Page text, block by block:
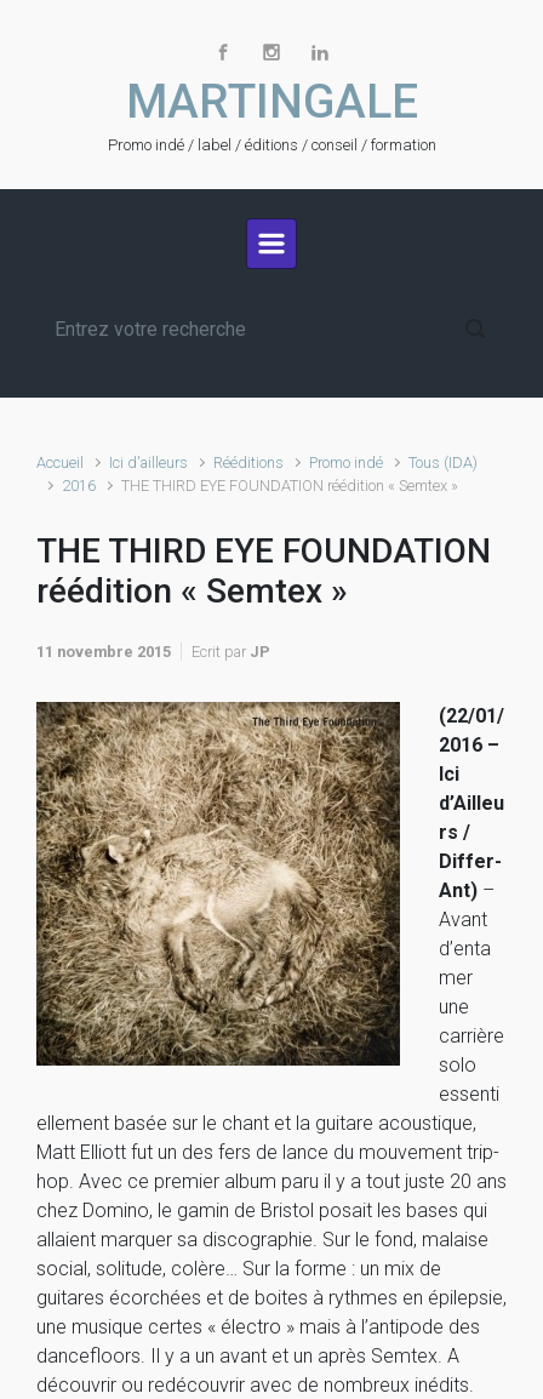
MARTINGALE
Promo indé / label / éditions / conseil / formation
Accueil Ici d'ailleurs Rééditions Promo indé
Tous (IDA)
2016
THE THIRD EYE FOUNDATION réédition « Semtex »
THE THIRD EYE FOUNDATION
réédition « Semtex »
11 novembre 2015 Ecrit par JP
(22/01/
2016 –
Ici
d’Ailleu
rs /
Differ-
Ant) –
Avant
d’enta
mer
une
carrière
solo
essenti
ellement basée sur le chant et la guitare acoustique,
Matt Elliott fut un des fers de lance du mouvement trip-
hop. Avec ce premier album paru il y a tout juste 20 ans
chez Domino, le gamin de Bristol posait les bases qui
allaient marquer sa discographie. Sur le fond, malaise
social, solitude, colère… Sur la forme : un mix de
guitares écorchées et de boites à rythmes en épilepsie,
une musique certes « électro » mais à l’antipode des
dancefloors. Il y a un avant et un après Semtex. A
découvrir ou redécouvrir avec de nombreux inédits.